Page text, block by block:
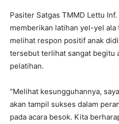
Pasiter Satgas TMMD Lettu
memberikan latihan yel-yel ala
melihat respon positif anak
tersebut terlihat sangat begitu
pelatihan.
“Melihat kesungguhannya,
akan tampil sukses dalam
pada acara besok. Kita